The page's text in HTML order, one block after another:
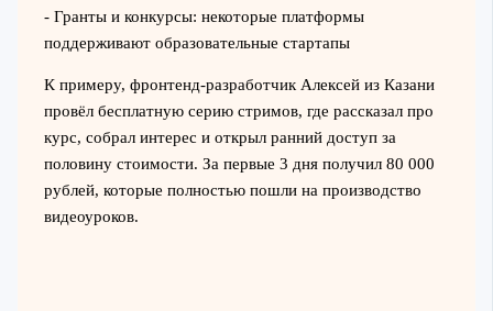
- Гранты и конкурсы: некоторые платформы
поддерживают образовательные стартапы
К примеру, фронтенд-разработчик Алексей из Казани
провёл бесплатную серию стримов, где рассказал про
курс, собрал интерес и открыл ранний доступ за
половину стоимости. За первые 3 дня получил 80 000
рублей, которые полностью пошли на производство
видеоуроков.